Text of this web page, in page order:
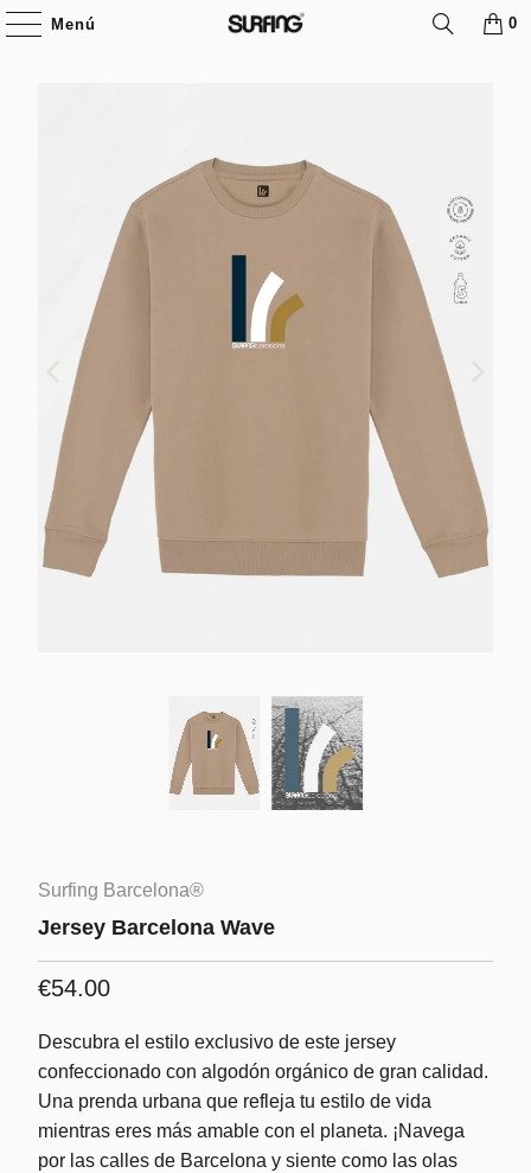
Menú 0
Surfing Barcelona®
Jersey Barcelona Wave
€54.00
Descubra el estilo exclusivo de este jersey
confeccionado con algodón orgánico de gran calidad.
Una prenda urbana que refleja tu estilo de vida
mientras eres más amable con el planeta. ¡Navega
por las calles de Barcelona y siente como las olas